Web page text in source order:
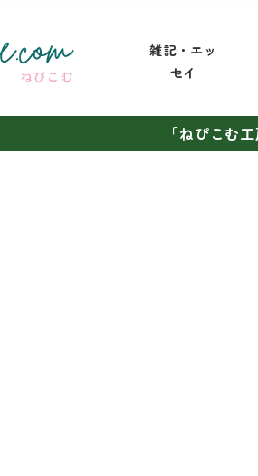
雑記・エッ
セイ
「ねぴこむ